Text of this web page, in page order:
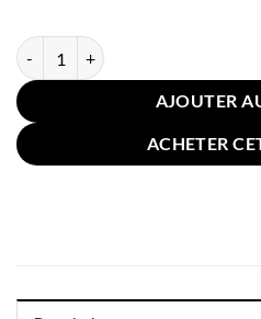
quantité de Taie Oreiller Lin Coton
AJOUTER
ACHETER